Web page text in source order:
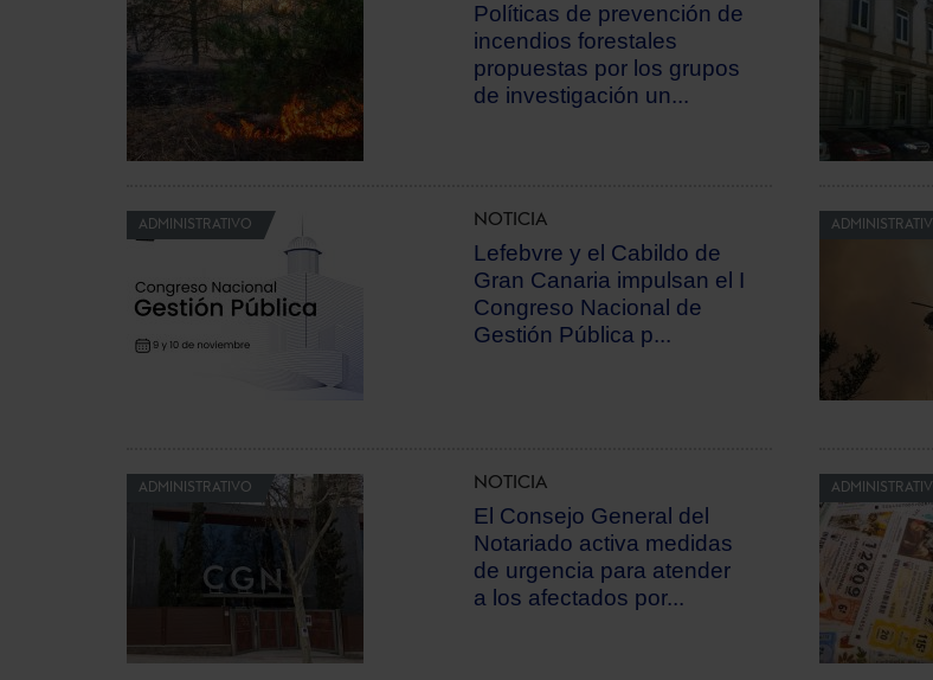
Políticas de prevención de
incendios forestales
propuestas por los grupos
de investigación un...
ADMINISTRATIVO NOTICIA
Lefebvre y el Cabildo de
Gran Canaria impulsan el I
Congreso Nacional de
Gestión Pública p...
ADMINISTRATIVO NOTICIA
El Consejo General del
Notariado activa medidas
de urgencia para atender
a los afectados por...